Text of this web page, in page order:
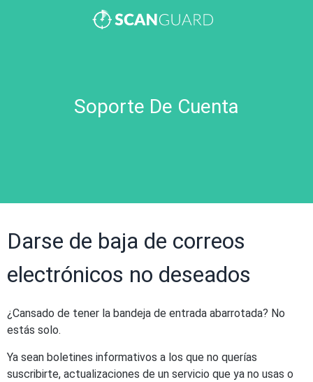
Soporte De Cuenta
Darse de baja de correos
electrónicos no deseados
¿Cansado de tener la bandeja de entrada abarrotada? No
estás solo.
Ya sean boletines informativos a los que no querías
suscribirte, actualizaciones de un servicio que ya no usas o